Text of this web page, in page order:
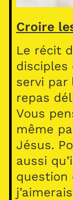
Croire
Le récit
disciples
servi par
repas
Vous
même
Jésus.
aussi
question